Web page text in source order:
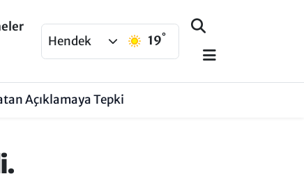
Hendek 19°
Açıklamaya Tepki